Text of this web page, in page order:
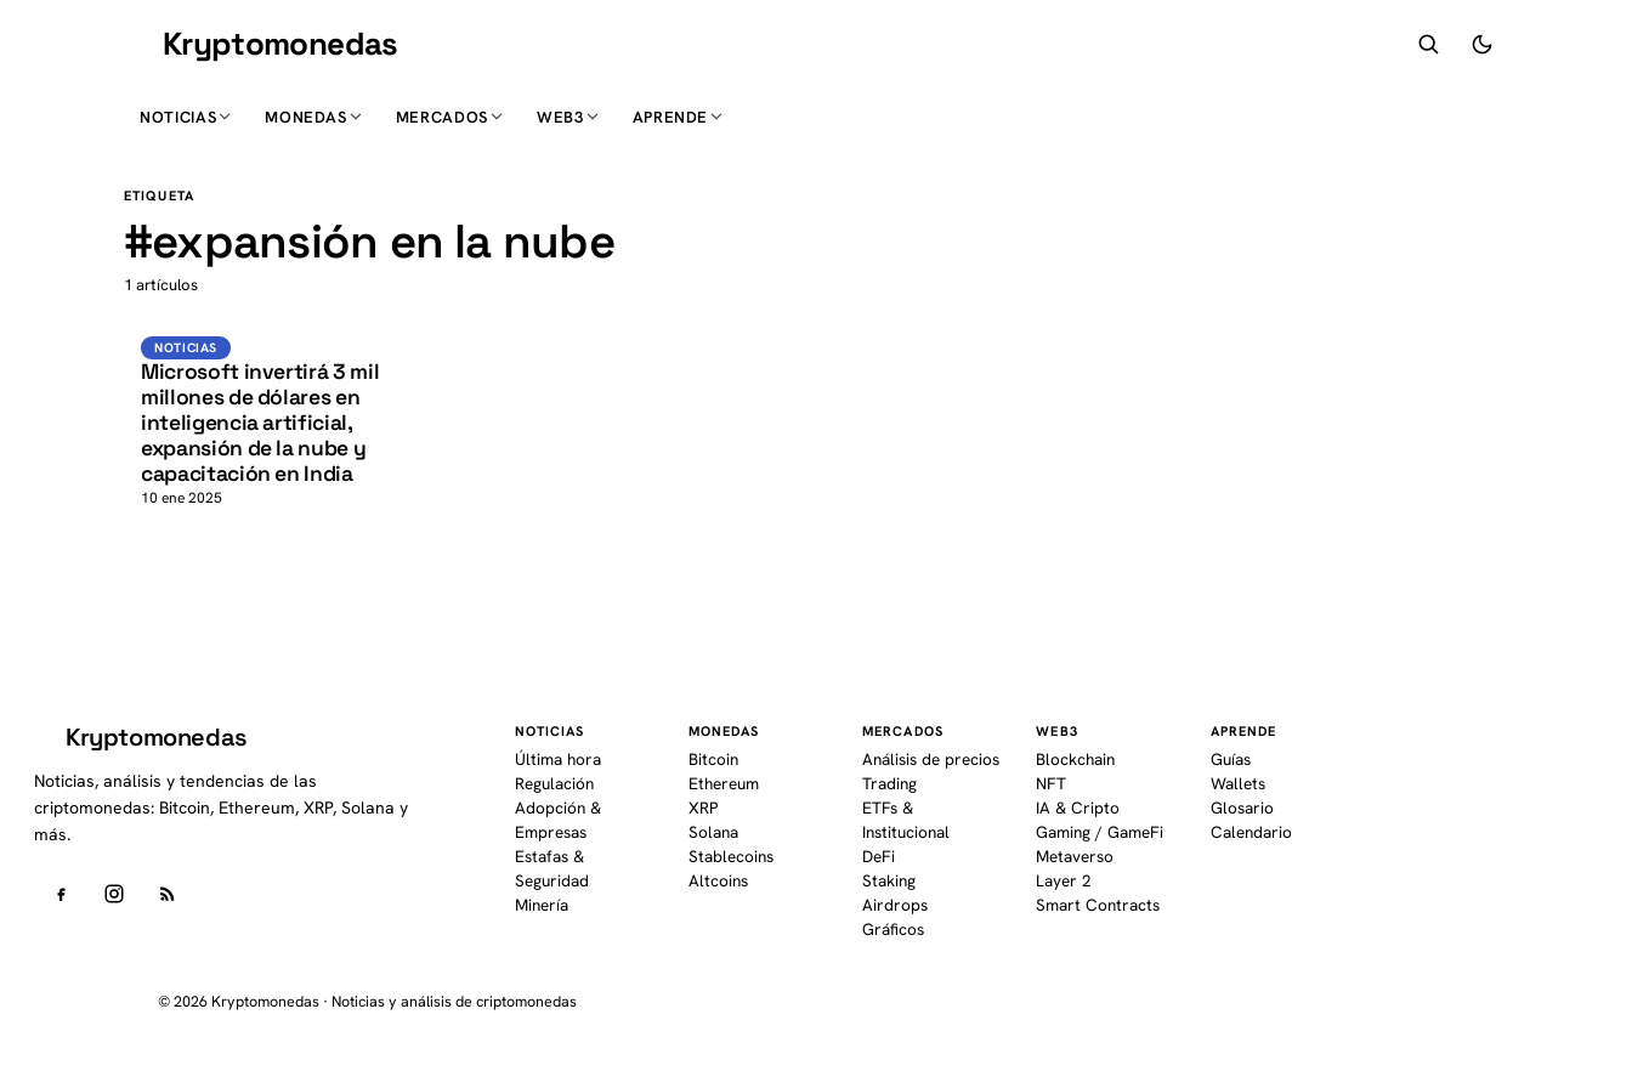
Kryptomonedas
NOTICIAS MONEDAS MERCADOS WEB3 APRENDE
ETIQUETA
#expansión en la nube
1 artículos K
NOTICIAS
Microsoft invertirá 3 mil
millones de dólares en
inteligencia artificial,
expansión de la nube y
capacitación en India
10 ene 2025
Kryptomonedas
Noticias, análisis y tendencias de las
criptomonedas: Bitcoin, Ethereum, XRP, Solana y
más.
NOTICIAS
Última hora
Regulación
Adopción &
Empresas
Estafas &
Seguridad
Minería
MONEDAS
Bitcoin
Ethereum
XRP
Solana
Stablecoins
Altcoins
MERCADOS
Análisis de precios
Trading
ETFs &
Institucional
DeFi
Staking
Airdrops
Gráficos
WEB3
Blockchain
NFT
IA & Cripto
Gaming / GameFi
Metaverso
Layer 2
Smart Contracts
APRENDE
Guías
Wallets
Glosario
Calendario
© 2026 Kryptomonedas · Noticias y análisis de criptomonedas